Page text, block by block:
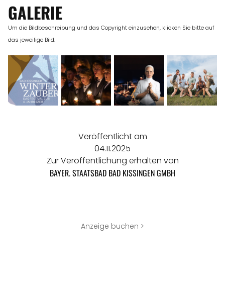
GALERIE
Um die Bildbeschreibung und das Copyright einzusehen, klicken Sie bitte auf
das jeweilige Bild.
Veröffentlicht am
04.11.2025
Zur Veröffentlichung erhalten von
BAYER. STAATSBAD BAD KISSINGEN GMBH
Anzeige buchen >